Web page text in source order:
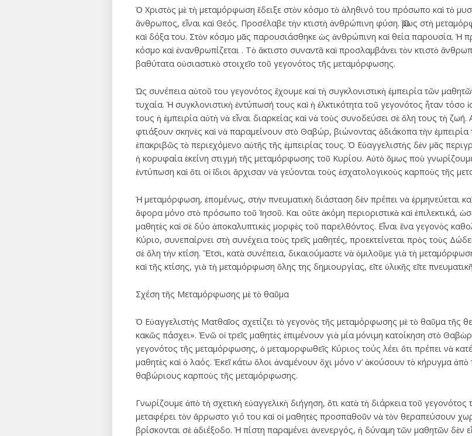
Ὁ Χριστὸς μὲ τὴ μεταμόρφωση ἔδειξε στὸν κόσμο τὸ ἀληθινό του πρόσωπο καὶ τὸ
ἄνθρωπος, εἶναι καὶ Θεός. Προσέλαβε τὴν κτιστὴ ἀνθρώπινη φύση. Ὅμως στὴ
καὶ δόξα του. Στὸν κόσμο μᾶς παρουσιάσθηκε ὡς ἀνθρώπινη καὶ θεία παρουσία. Ἡ
κόσμο καὶ ἐνανθρωπίζεται . Τὸ ἄκτιστο συναντᾶ καὶ προσλαμβάνει τὸν κτιστὸ
βαθύτατα οὐσιαστικὸ στοιχεῖο τοῦ γεγονότος τῆς μεταμόρφωσης.
Ὡς συνέπεια αὐτοῦ του γεγονότος ἔχουμε καὶ τὴ συγκλονιστικὴ ἐμπειρία τῶν
τυχαία. Ἡ συγκλονιστικὴ ἐντύπωσή τους καὶ ἡ ἐλκτικότητα τοῦ γεγονότος ἦταν
τους ἡ ἐμπειρία αὐτὴ νὰ εἶναι διαρκείας καὶ νὰ τοὺς συνοδεύσει σὲ ὅλη τους τὴ
φτιάξουν σκηνὲς καὶ νὰ παραμείνουν στὸ Θαβώρ, βιώνοντας ἀδιάκοπα τὴν
ἐπακριβῶς τὸ περιεχόμενο αὐτῆς τῆς ἐμπειρίας τους. Ὁ Εὐαγγελιστὴς δὲν μᾶς
ἡ κορυφαία ἐκείνη στιγμὴ τῆς μεταμόρφωσης τοῦ Κυρίου. Αὐτὸ ὅμως ποὺ γνωρίζουμε
ἐντύπωση καὶ ὅτι οἱ ἴδιοι ἄρχισαν νὰ γεύονται τοὺς ἐσχατολογικοὺς καρποὺς τῆς
Ἡ μεταμόρφωση, ἑπομένως, στὴν πνευματικὴ διάσταση δὲν πρέπει νὰ ἑρμηνεύεται
ἄφορα μόνο στὸ πρόσωπο τοῦ Ἰησοῦ. Και οὔτε ἀκόμη περιοριστικὰ καὶ ἐπιλεκτικά,
μαθητὲς καὶ σὲ δύο ἀποκαλυπτικὲς μορφὲς τοῦ παρελθόντος. Εἶναι ἕνα γεγονὸς
Κύριο, συνεπαίρνει στὴ συνέχεια τοὺς τρεῖς μαθητές, προεκτείνεται πρὸς τοὺς
σὲ ὅλη τὴν κτίση. Ἔτσι, κατὰ συνέπεια, δικαιούμαστε νὰ ὁμιλοῦμε γιὰ τὴ
καὶ τῆς κτίσης, γιὰ τὴ μεταμόρφωση ὅλης της δημιουργίας, εἴτε ὑλικῆς εἴτε
Σχέση τῆς Μεταμόρφωσης μὲ τὸ θαῦμα
Ὁ Εὐαγγελιστὴς Ματθαῖος σχετίζει τὸ γεγονὸς τῆς μεταμόρφωσης μὲ τὸ θαῦμα τῆς
κακῶς πάσχει». Ἐνῶ οἱ τρεῖς μαθητὲς ἐπιμένουν γιὰ μία μόνιμη κατοίκηση στὸ Θαβὼρ
γεγονότος τῆς μεταμόρφωσης, ὁ μεταμορφωθεῖς Κύριος τούς λέει ὅτι πρέπει νὰ
μαθητὲς καὶ ὁ λαός. Ἐκεῖ κάτω ὅλοι ἀναμένουν ὄχι μόνο ν’ ἀκούσουν τὸ κήρυγμα
θαβώριους καρποὺς τῆς μεταμόρφωσης.
Γνωρίζουμε ἀπὸ τὴ σχετικὴ εὐαγγελικὴ διήγηση, ὅτι κατὰ τὴ διάρκεια τοῦ
μεταφέρει τὸν ἄρρωστο γιό του καὶ οἱ μαθητὲς προσπαθοῦν νὰ τὸν θεραπεύσουν
βρίσκονται σὲ ἀδιέξοδο. Ἡ πίστη παραμένει ἀνενεργός, ἡ δύναμη τῶν μαθητῶν δὲν